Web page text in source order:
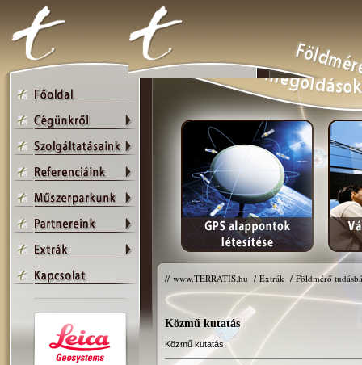
// www.TERRATIS.hu / Extrák / Földmérő
Közmű kutatás
Közmű kutatás